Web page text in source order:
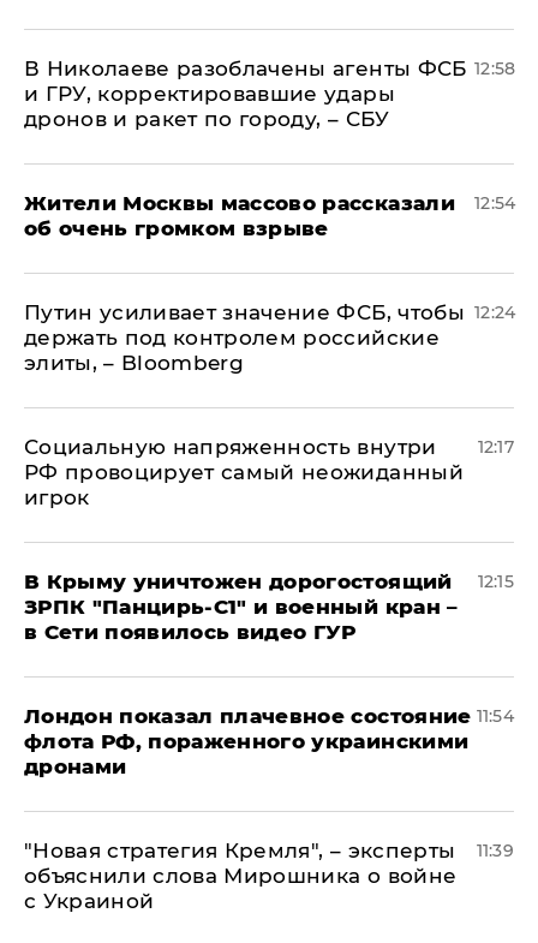
В Николаеве разоблачены агенты ФСБ
и ГРУ, корректировавшие удары
дронов и ракет по городу, – СБУ
12:58
Жители Москвы массово рассказали
об очень громком взрыве
12:54
Путин усиливает значение ФСБ, чтобы
держать под контролем российские
элиты, – Bloomberg
12:24
Социальную напряженность внутри
РФ провоцирует самый неожиданный
игрок
12:17
В Крыму уничтожен дорогостоящий
ЗРПК "Панцирь-С1" и военный кран –
в Сети появилось видео ГУР
12:15
Лондон показал плачевное состояние
флота РФ, пораженного украинскими
дронами
11:54
"Новая стратегия Кремля", – эксперты
объяснили слова Мирошника о войне
с Украиной
11:39